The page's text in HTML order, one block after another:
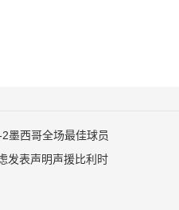
墨西哥全场最佳球员
发表声明声援比利时